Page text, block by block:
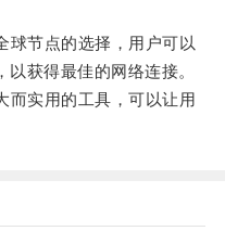
节点的选择，用户可以
获得最佳的网络连接。
实用的工具，可以让用